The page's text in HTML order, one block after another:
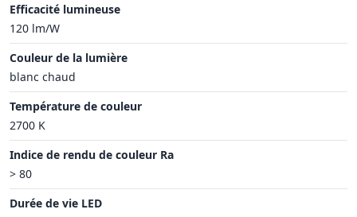
Efficacité lumineuse
120 lm/W
Couleur de la lumière
blanc chaud
Température de couleur
2700 K
Indice de rendu de couleur Ra
> 80
Durée de vie LED